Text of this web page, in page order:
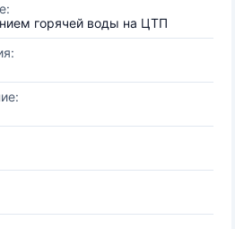
горячей воды на ЦТП